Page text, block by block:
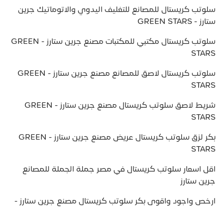
سلوتب كريستال للمصانع للتغليف اليدوي والاتوماتيك جرين
ستارز - GREEN STARS
سلوتب كريستال مكتبي للمكتبات مصنع جرين ستارز - GREEN
STARS
سلوتب كريستال لاصق للمصانع مصنع جرين ستارز - GREEN
STARS
شريط لاصق سلوتب كريستال مصنع جرين ستارز - GREEN
STARS
بكر لزق سلوتب كريستال عريض مصنع جرين ستارز - GREEN
STARS
اقل اسعار سلوتب كريستال في مصر جملة الجملة للمصانع
جرين ستارز
ارخص واجود واقوى بكر سلوتب كريستال مصنع جرين ستارز -